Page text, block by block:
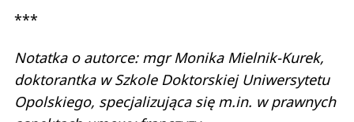
***
Notatka o autorce: mgr Monika Mielnik-Kurek,
doktorantka w Szkole Doktorskiej Uniwersytetu
Opolskiego, specjalizująca się m.in. w prawnych